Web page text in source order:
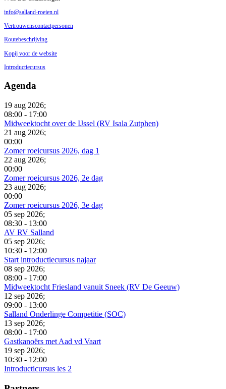
info@salland-roeien.nl
Vertrouwenscontactpersonen
Routebeschrijving
Kopij voor de website
Introductiecursus
Agenda
19 aug 2026;
08:00 - 17:00
Midweektocht over de IJssel (RV Isala Zutphen)
21 aug 2026;
00:00
Zomer roeicursus 2026, dag 1
22 aug 2026;
00:00
Zomer roeicursus 2026, 2e dag
23 aug 2026;
00:00
Zomer roeicursus 2026, 3e dag
05 sep 2026;
08:30 - 13:00
AV RV Salland
05 sep 2026;
10:30 - 12:00
Start introductiecursus najaar
08 sep 2026;
08:00 - 17:00
Midweektocht Friesland vanuit Sneek (RV De Geeuw)
12 sep 2026;
09:00 - 13:00
Salland Onderlinge Competitie (SOC)
13 sep 2026;
08:00 - 17:00
Gastkanoërs met Aad vd Vaart
19 sep 2026;
10:30 - 12:00
Introducticursus les 2